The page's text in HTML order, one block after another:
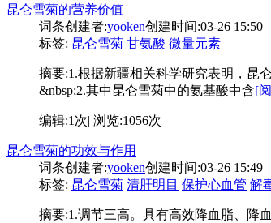
昆仑雪菊的营养价值
词条创建者:yooken创建时间:03-26 15:50
标签: 昆仑雪菊 甘氨酸 微量元素
摘要:1.根据新疆相关科学研究表明，昆
&nbsp;2.其中昆仑雪菊中的氨基酸中含[
编辑:1次| 浏览:1056次
昆仑雪菊的功效与作用
词条创建者:yooken创建时间:03-26 15:49
标签: 昆仑雪菊 清肝明目 保护心血管 解
摘要:1.调节三高。具有高效降血脂、降